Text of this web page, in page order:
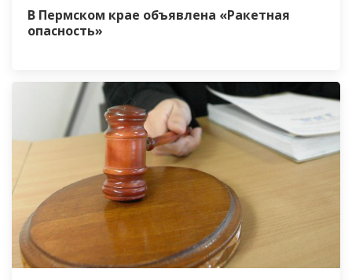
В Пермском крае объявлена «Ракетная
опасность»